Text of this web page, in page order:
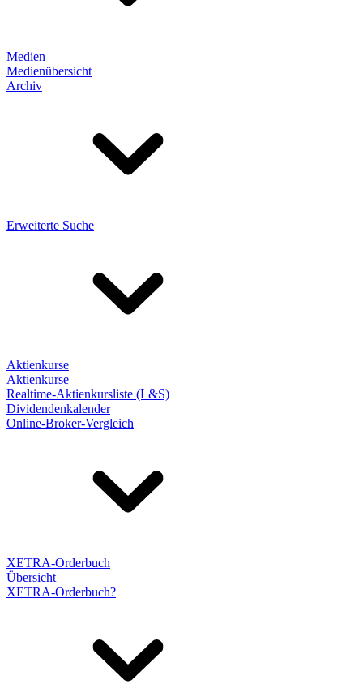
Medien
Medienübersicht
Archiv
Erweiterte Suche
Aktienkurse
Aktienkurse
Realtime-Aktienkursliste (L&S)
Dividendenkalender
Online-Broker-Vergleich
XETRA-Orderbuch
Übersicht
XETRA-Orderbuch?